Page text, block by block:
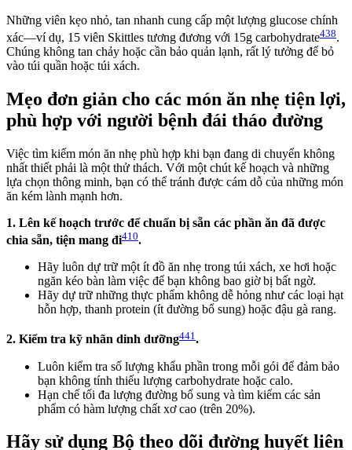
Những viên kẹo nhỏ, tan nhanh cung cấp một lượng glucose chính
xác—ví dụ, 15 viên Skittles tương đương với 15g carbohydrate438.
Chúng không tan chảy hoặc cần bảo quản lạnh, rất lý tưởng để bỏ
vào túi quần hoặc túi xách.
Mẹo đơn giản cho các món ăn nhẹ tiện lợi,
phù hợp với người bệnh đái tháo đường
Việc tìm kiếm món ăn nhẹ phù hợp khi bạn đang di chuyển không
nhất thiết phải là một thử thách. Với một chút kế hoạch và những
lựa chọn thông minh, bạn có thể tránh được cám dỗ của những món
ăn kém lành mạnh hơn.
1. Lên kế hoạch trước để chuẩn bị sẵn các phần ăn đã được
chia sẵn, tiện mang đi410.
Hãy luôn dự trữ một ít đồ ăn nhẹ trong túi xách, xe hơi hoặc
ngăn kéo bàn làm việc để bạn không bao giờ bị bất ngờ.
Hãy dự trữ những thực phẩm không dễ hỏng như các loại hạt
hỗn hợp, thanh protein (ít đường bổ sung) hoặc đậu gà rang.
2. Kiểm tra kỹ nhãn dinh dưỡng441 .
Luôn kiểm tra số lượng khẩu phần trong mỗi gói để đảm bảo
bạn không tính thiếu lượng carbohydrate hoặc calo.
Hạn chế tối đa lượng đường bổ sung và tìm kiếm các sản
phẩm có hàm lượng chất xơ cao (trên 20%).
Hãy sử dụng Bộ theo dõi đường huyết liên